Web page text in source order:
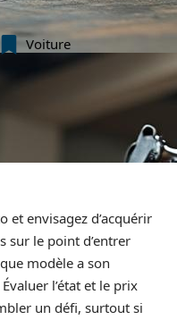
Voiture
et envisagez d’acquérir
sur le point d’entrer
modèle a son
l’état et le prix
un défi, surtout si